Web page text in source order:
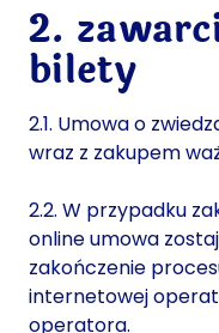
2.
bilety
2.1. Umowa o
wraz z zakupem
2.2. W przypadku
online umowa
zakończenie
internetowej
operatora.